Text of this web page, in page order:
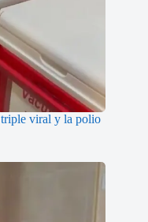
viral y la polio